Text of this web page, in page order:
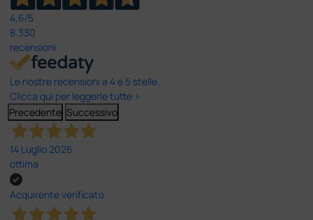
4,6/5
8.330
recensioni
Le nostre recensioni a 4 e 5 stelle.
Clicca qui per leggerle tutte >
Precedente Successivo
14 Luglio 2026
ottima
Acquirente verificato